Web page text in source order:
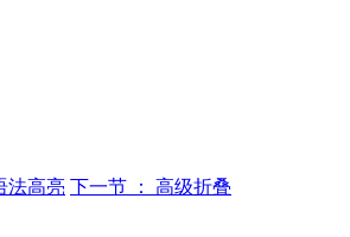
法高亮 下一节 ： 高级折叠